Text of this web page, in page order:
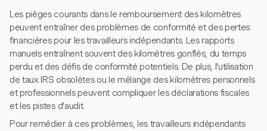
Les pièges courants dans le remboursement des kilomètres
peuvent entraîner des problèmes de conformité et des pertes
financières pour les travailleurs indépendants. Les rapports
manuels entraînent souvent des kilomètres gonflés, du temps
perdu et des défis de conformité potentiels. De plus, l'utilisation
de taux IRS obsolètes ou le mélange des kilomètres personnels
et professionnels peuvent compliquer les déclarations fiscales
et les pistes d'audit.
Pour remédier à ces problèmes, les travailleurs indépendants